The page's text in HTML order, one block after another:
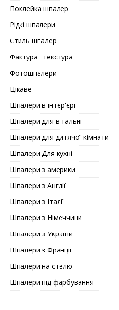
Поклейка шпалер
Рідкі шпалери
Стиль шпалер
Фактура і текстура
Фотошпалери
Цікаве
Шпалери в інтер'єрі
Шпалери для вітальні
Шпалери для дитячої кімнати
Шпалери Для кухні
Шпалери з америки
Шпалери з Англії
Шпалери з Італії
Шпалери з Німеччини
Шпалери з України
Шпалери з Франції
Шпалери на стелю
Шпалери під фарбування